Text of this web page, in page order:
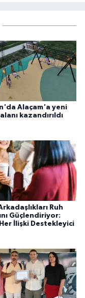
Alaçam'a yeni
kazandırıldı
Ruh
Güçlendiriyor:
İlişki Destekleyici